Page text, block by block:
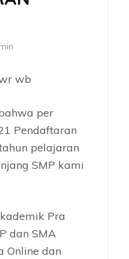
wb
per
Pendaftaran
pelajaran
SMP kami
Pra
dan SMA
Online dan